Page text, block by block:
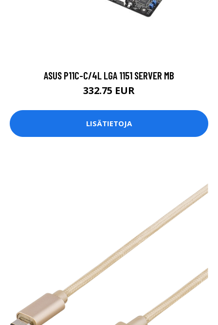
ASUS P11C-C/4L LGA 1151 SERVER MB
332.75 EUR
LISÄTIETOJA